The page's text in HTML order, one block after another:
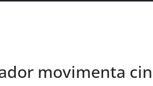
movimenta